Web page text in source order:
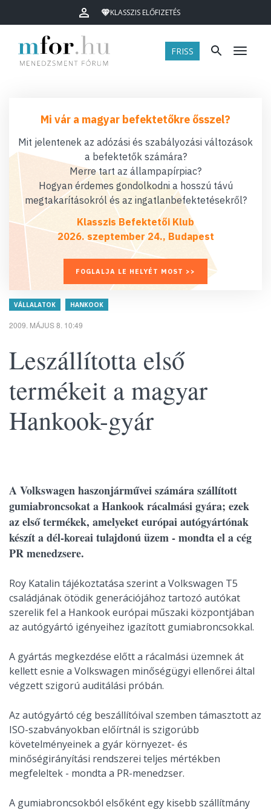
KLASSZIS ELŐFIZETÉS
FRISS Menü
Mi vár a magyar befektetőkre ősszel?
Mit jelentenek az adózási és szabályozási változások
a befektetők számára?
Merre tart az állampapírpiac?
Hogyan érdemes gondolkodni a hosszú távú
megtakarításokról és az ingatlanbefektetésekről?
Klasszis Befektetői Klub
2026. szeptember 24., Budapest
FOGLALJA LE HELYÉT MOST >>
VÁLLALATOK HANKOOK
2009. MÁJUS 8. 10:49
Leszállította első
termékeit a magyar
Hankook-gyár
A Volkswagen haszonjárművei számára szállított
gumiabroncsokat a Hankook rácalmási gyára; ezek
az első termékek, amelyeket európai autógyártónak
készít a dél-koreai tulajdonú üzem - mondta el a cég
PR menedzsere.
Roy Katalin tájékoztatása szerint a Volkswagen T5
családjának ötödik generációjához tartozó autókat
szerelik fel a Hankook európai műszaki központjában
az autógyártó igényeihez igazított gumiabroncsokkal.
A gyártás megkezdése előtt a rácalmási üzemnek át
kellett esnie a Volkswagen minőségügyi ellenőrei által
végzett szigorú auditálási próbán.
Az autógyártó cég beszállítóival szemben támasztott az
ISO-szabványokban előírtnál is szigorúbb
követelményeinek a gyár környezet- és
minőségirányítási rendszerei teljes mértékben
megfeleltek - mondta a PR-menedzser.
A gumiabroncsokból elsőként egy kisebb szállítmány